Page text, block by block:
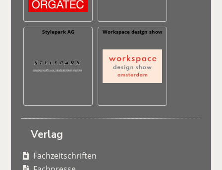
Stylepark AG Workspace design show
Verlag
Fachzeitschriften